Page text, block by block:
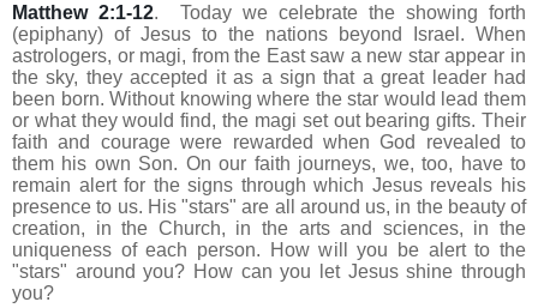
Matthew 2:1-12. Today we celebrate the showing forth
(epiphany) of Jesus to the nations beyond Israel. When
astrologers, or magi, from the East saw a new star appear in
the sky, they accepted it as a sign that a great leader had
been born. Without knowing where the star would lead them
or what they would find, the magi set out bearing gifts. Their
faith and courage were rewarded when God revealed to
them his own Son. On our faith journeys, we, too, have to
remain alert for the signs through which Jesus reveals his
presence to us. His "stars" are all around us, in the beauty of
creation, in the Church, in the arts and sciences, in the
uniqueness of each person. How will you be alert to the
"stars" around you? How can you let Jesus shine through
you?